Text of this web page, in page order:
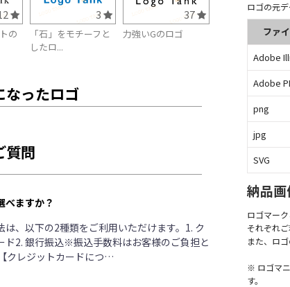
の
3
「石」をモチーフと
したロ...
37
力強いGのロゴ
なったロゴ
質問
べますか？
は、以下の2種類をご利用いただけます。1. ク
ド2. 銀行振込※振込手数料はお客様のご負担と
クレジットカードにつ…
ロゴの元
ファ
Adobe
Adobe
png
jpg
SVG
納品
ロゴマー
それぞれ
また、ロ
※ ロゴマ
す。